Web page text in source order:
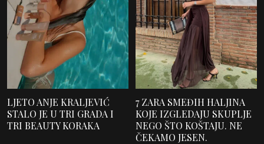
LJETO ANJE KRALJEVIĆ
STALO JE U TRI GRADA I
TRI BEAUTY KORAKA
7 ZARA SMEĐIH HALJINA
KOJE IZGLEDAJU SKUPLJE
NEGO ŠTO KOŠTAJU. NE
ČEKAMO JESEN.